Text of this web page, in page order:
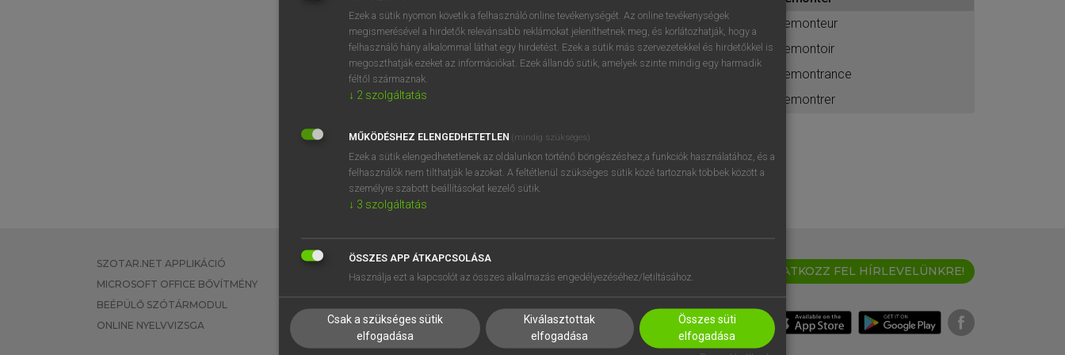
BELÉPÉS
próbaverziójának elindításához
regisztrálok ésbelépek.
REGISZTRÁCIÓ
remonteur
remontoir
remontrance
remontrer
SZOTAR.NET APPLIKÁCIÓ
MICROSOFT OFFICE BŐVÍTMÉNY
BEÉPÜLŐ SZÓTÁRMODUL
ONLINE NYELVVIZSGA
EGYÉNI FELHASZNÁLÓKNAK
TANULÓKNAK
VÁLLALATI MEGOLDÁSOK
SÚGÓ
RÓLUNK
SÜTI BEÁLLÍTÁSOK
IRATKOZZ FEL HÍRLEVELÜNKRE!
Ezek a sütik nyomon követik a felhasználó online tevékenységét. Az online tevékenységek
megismerésével a hirdetők relevánsabb reklámokat jeleníthetnek meg, és korlátozhatják, hogy a
felhasználó hány alkalommal láthat egy hirdetést. Ezek a sütik más szervezetekkel és hirdetőkkel is
megoszthatják ezeket az információkat. Ezek állandó sütik, amelyek szinte mindig egy harmadik
féltől származnak.
↓ 2 szolgáltatás
MŰKÖDÉSHEZ ELENGEDHETETLEN (mindig szükséges)
Ezek a sütik elengedhetetlenek az oldalunkon történő böngészéshez,a funkciók használatához, és a
felhasználók nem tilthatják le azokat. A feltétlenül szükséges sütik közé tartoznak többek között a
személyre szabott beállításokat kezelő sütik.
↓ 3 szolgáltatás
ÖSSZES APP ÁTKAPCSOLÁSA
Használja ezt a kapcsolót az összes alkalmazás engedélyezéséhez/letiltásához.
Csak a szükséges sütik
elfogadása
Kiválasztottak
elfogadása
Összes süti
elfogadása